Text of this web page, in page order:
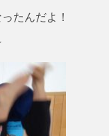
たんだよ！